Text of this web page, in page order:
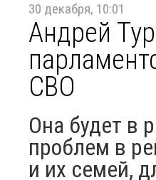
30 декабря, 10:01
Андрей
СВО
Она будет в
проблем в
и их семей,